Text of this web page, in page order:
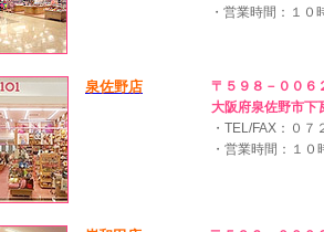
・営業時間：１０
泉佐野店
〒５９８－００６
大阪府泉佐野市
・TEL/FAX：０
・営業時間：１０